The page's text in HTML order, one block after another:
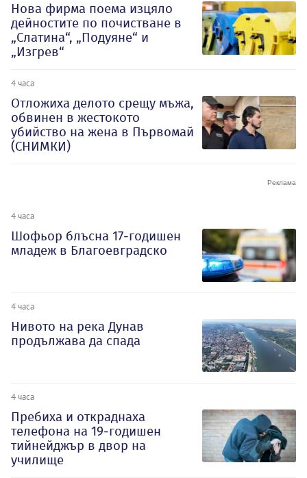
Нова фирма поема изцяло
дейностите по почистване в
„Слатина“, „Подуяне“ и
„Изгрев“
4 часа
Отложиха делото срещу мъжа,
обвинен в жестокото
убийство на жена в Първомай
(СНИМКИ)
4 часа
Шофьор блъсна 17-годишен
младеж в Благоевградско
4 часа
Нивото на река Дунав
продължава да спада
4 часа
Пребиха и откраднаха
телефона на 19-годишен
тийнейджър в двор на
училище